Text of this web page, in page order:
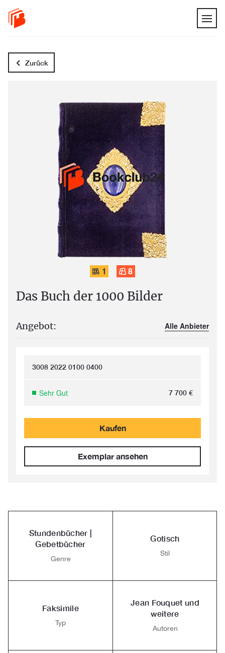
Zurück
1 8
Das Buch der 1000 Bilder
Angebot: Alle Anbieter
3008 2022 0100 0400
Sehr Gut 7 700 €
Kaufen
Exemplar ansehen
Stundenbücher |
Gebetbücher
Genre
Gotisch
Stil
Faksimile
Typ
Jean Fouquet und
weitere
Autoren